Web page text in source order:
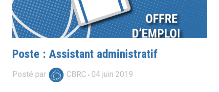
Poste : Assistant administratif
Posté par CBRC 04 juin 2019